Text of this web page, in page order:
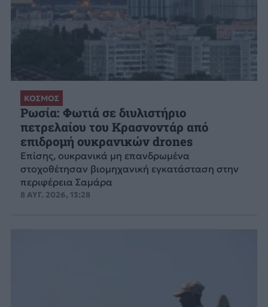
ΚΟΣΜΟΣ
Ρωσία: Φωτιά σε διυλιστήριο
πετρελαίου του Κρασνοντάρ από
επιδρομή ουκρανικών drones
Επίσης, ουκρανικά μη επανδρωμένα
στοχοθέτησαν βιομηχανική εγκατάσταση στην
περιφέρεια Σαμάρα
8 ΑΥΓ. 2026, 13:28